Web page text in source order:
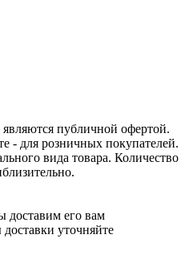
публичной офертой.
- для розничных покупателей.
вида товара. Количество
доставим его вам
уточняйте